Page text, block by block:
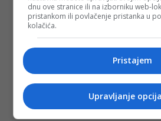
dnu ove stranice ili na izborniku web-
pristankom ili povlačenje pristanka u
kolačića.
Pristajem
Upravljanje